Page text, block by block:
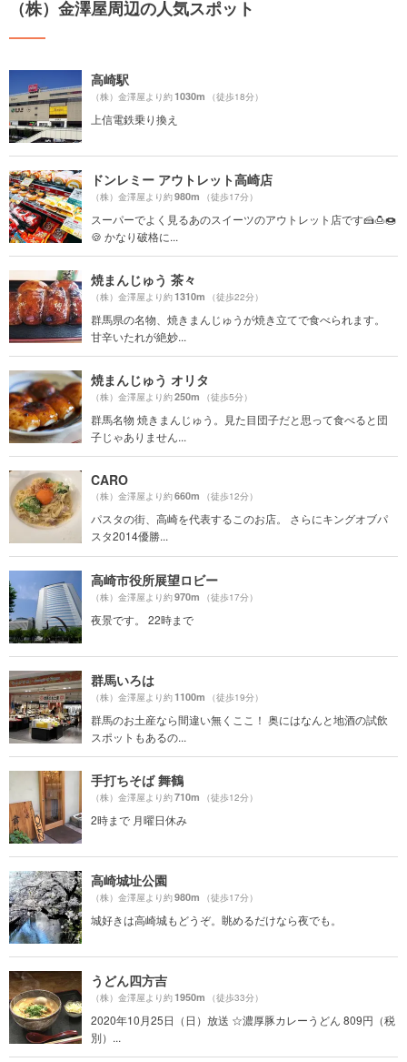
（株）金澤屋周辺の人気スポット
高崎駅
（株）金澤屋より約1030m （徒歩18分）
上信電鉄乗り換え
ドンレミー アウトレット高崎店
（株）金澤屋より約980m （徒歩17分）
スーパーでよく見るあのスイーツのアウトレット店です🍰🍮🍩
🍪 かなり破格に...
焼まんじゅう 茶々
（株）金澤屋より約1310m （徒歩22分）
群馬県の名物、焼きまんじゅうが焼き立てで食べられます。
甘辛いたれが絶妙...
焼まんじゅう オリタ
（株）金澤屋より約250m （徒歩5分）
群馬名物 焼きまんじゅう。見た目団子だと思って食べると団
子じゃありません...
CARO
（株）金澤屋より約660m （徒歩12分）
パスタの街、高崎を代表するこのお店。 さらにキングオブパ
スタ2014優勝...
高崎市役所展望ロビー
（株）金澤屋より約970m （徒歩17分）
夜景です。 22時まで
群馬いろは
（株）金澤屋より約1100m （徒歩19分）
群馬のお土産なら間違い無くここ！ 奥にはなんと地酒の試飲
スポットもあるの...
手打ちそば 舞鶴
（株）金澤屋より約710m （徒歩12分）
2時まで 月曜日休み
高崎城址公園
（株）金澤屋より約980m （徒歩17分）
城好きは高崎城もどうぞ。眺めるだけなら夜でも。
うどん四方吉
（株）金澤屋より約1950m （徒歩33分）
2020年10月25日（日）放送 ☆濃厚豚カレーうどん 809円（税
別）...